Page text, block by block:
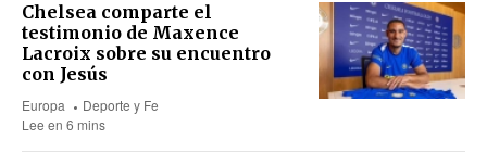
Chelsea comparte el
testimonio de Maxence
Lacroix sobre su encuentro
con Jesús
Europa
Deporte y Fe
Lee en 6 mins